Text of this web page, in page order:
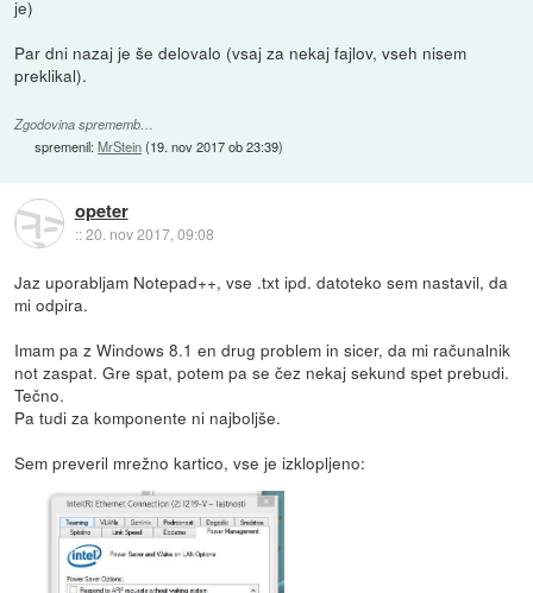
je)
Par dni nazaj je še delovalo (vsaj za nekaj fajlov, vseh nisem
preklikal).
Zgodovina sprememb…
spremenil:MrStein(19. nov 2017 ob 23:39)
opeter
::20. nov 2017, 09:08
Jaz uporabljam Notepad++, vse .txt ipd. datoteko sem nastavil, da
mi odpira.
Imam pa z Windows 8.1 en drug problem in sicer, da mi računalnik
not zaspat. Gre spat, potem pa se čez nekaj sekund spet prebudi.
Tečno.
Pa tudi za komponente ni najboljše.
Sem preveril mrežno kartico, vse je izklopljeno: